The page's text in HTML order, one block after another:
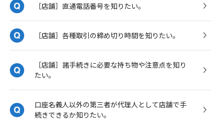
［店舗］直通電話番号を知りたい。
［店舗］各種取引の締め切り時間を知りたい。
［店舗］諸手続きに必要な持ち物や注意点を知り
たい。
口座名義人以外の第三者が代理人として店舗で手
続きできるか知りたい。